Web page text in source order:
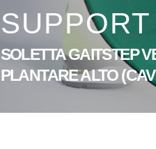
SUPPORT
SOLETTA GAITSTEP
PLANTARE ALTO